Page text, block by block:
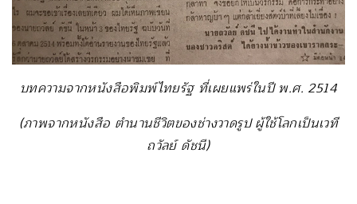
บทความจากหนังสือพิมพ์ไทยรัฐ ที่เผยแพร่ในปี พ.ศ. 2514
(ภาพจากหนังสือ ตำนานชีวิตของช่างวาดรูป ผู้ใช้โลกเป็นเวที
ถวัลย์ ดัชนี)